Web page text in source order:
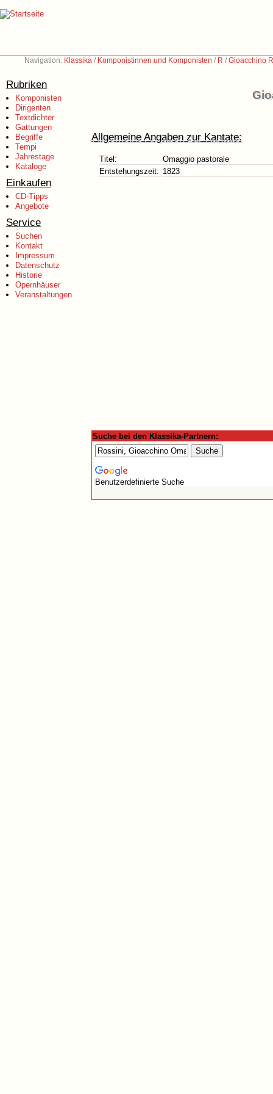
Navigation: Klassika / Komponistinnen und Komponisten / R /Gioacchino
Rubriken
Komponisten
Dirigenten
Textdichter
Gattungen
Begriffe
Tempi
Jahrestage
Kataloge
Einkaufen
CD-Tipps
Angebote
Service
Suchen
Kontakt
Impressum
Datenschutz
Historie
Opernhäuser
Veranstaltungen
Allgemeine Angaben zur Kantate:
Titel:
Omaggio pastorale
Entstehungszeit: 1823
Suche bei den Klassika-Partnern:
Benutzerdefinierte Suche